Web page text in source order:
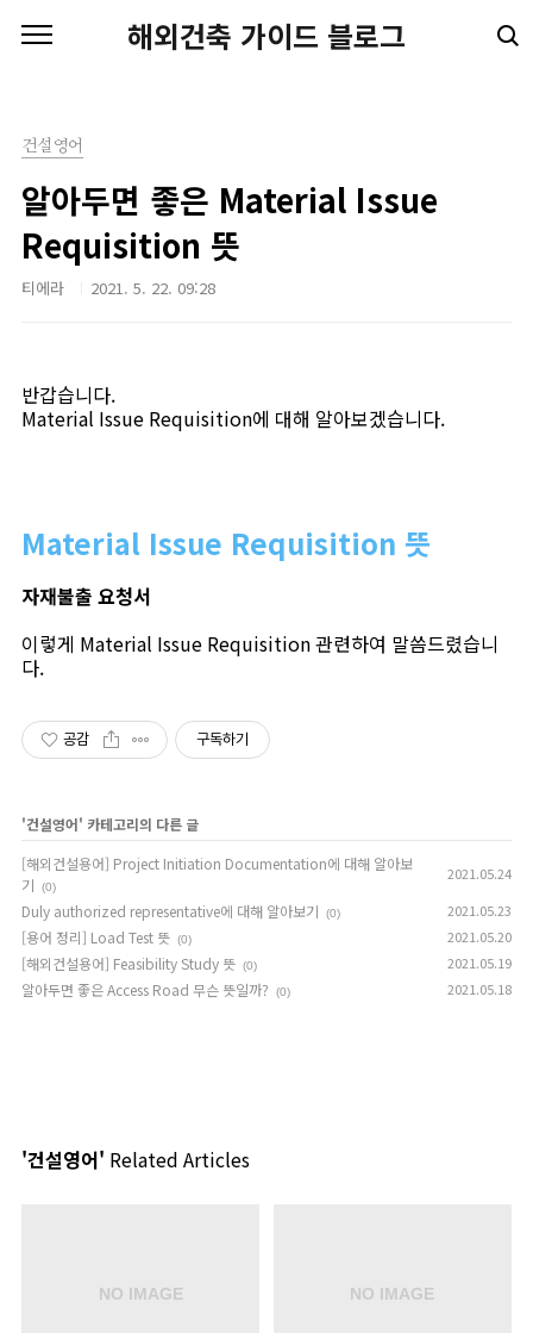
해외건축 가이드 블로그
건설영어
알아두면 좋은 Material Issue
Requisition 뜻
티에라 2021. 5. 22. 09:28
반갑습니다.
Material Issue Requisition에 대해 알아보겠습니다.
Material Issue Requisition 뜻
자재불출 요청서
이렇게 Material Issue Requisition 관련하여 말씀드렸습니
다.
공감 구독하기
'건설영어' 카테고리의 다른 글
[해외건설용어] Project Initiation Documentation에 대해 알아보
기
(0)
2021.05.24
Duly authorized representative에 대해 알아보기 (0) 2021.05.23
[용어 정리] Load Test 뜻 (0) 2021.05.20
[해외건설용어] Feasibility Study 뜻 (0) 2021.05.19
알아두면 좋은 Access Road 무슨 뜻일까? (0) 2021.05.18
'건설영어' Related Articles